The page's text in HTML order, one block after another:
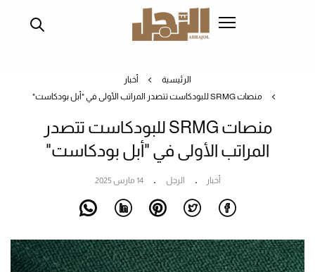
الرئيسية
أخبار
منصات SRMG للبودكاست تتصدر المراتب الأولى في "أبل بودكاست"
منصات SRMG للبودكاست تتصدر
المراتب الأولى في "أبل بودكاست"
أخبار الرجل 14 مارس 2025